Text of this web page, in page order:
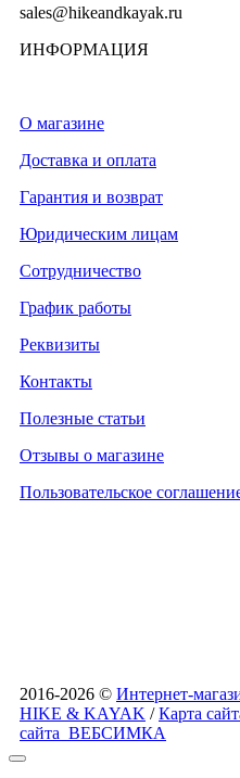
sales@hikeandkayak.ru
ИНФОРМАЦИЯ
О магазине
Доставка и оплата
Гарантия и возврат
Юридическим лицам
Сотрудничество
График работы
Реквизиты
Контакты
Полезные статьи
Отзывы о магазине
Пользовательское
2016-2026 © Интернет-
HIKE & KAYAK /Карта
сайта ВЕБСИМКА